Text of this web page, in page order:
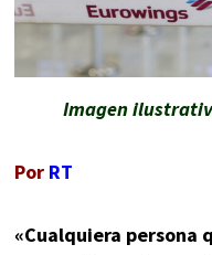
Imagen
Por RT
«Cualquiera persona